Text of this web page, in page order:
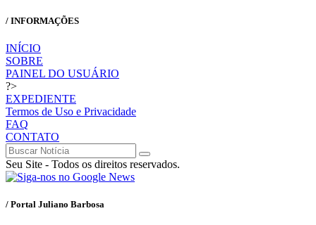
/ INFORMAÇÕES
INÍCIO
SOBRE
PAINEL DO USUÁRIO
?>
EXPEDIENTE
Termos de Uso e Privacidade
FAQ
CONTATO
Seu Site - Todos os direitos reservados.
/ Portal Juliano Barbosa